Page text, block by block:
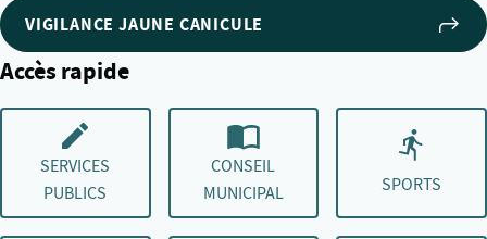
VIGILANCE JAUNE CANICULE
Accès rapide
SERVICES
PUBLICS
CONSEIL
MUNICIPAL
SPORTS